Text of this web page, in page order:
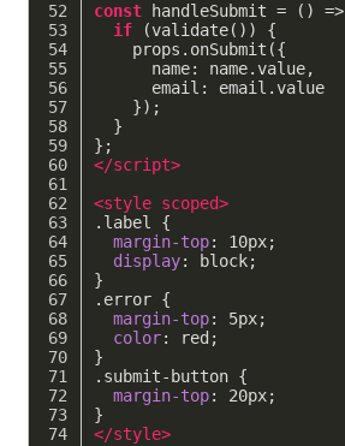
const handleSubmit = () =>
if (validate()) {
    props.onSubmit({
name: name.value,
email : email.value
    });
  }
};
</script>
<style scoped>
.label {
margin-top: 10px;
display: block;
}
.error {
margin-top: 5px;
color: red;
}
.submit-button {
margin-top: 20px;
}
</style>